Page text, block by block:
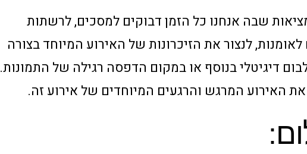
שבה אנחנו כל הזמן דבוקים למסכים, לרשתות
לנצור את הזיכרונות של האירוע המיוחד בצורה
דיגיטלי בנוסף או במקום הדפסה רגילה של התמונות.
האירוע המרגש והרגעים המיוחדים של אירוע זה.